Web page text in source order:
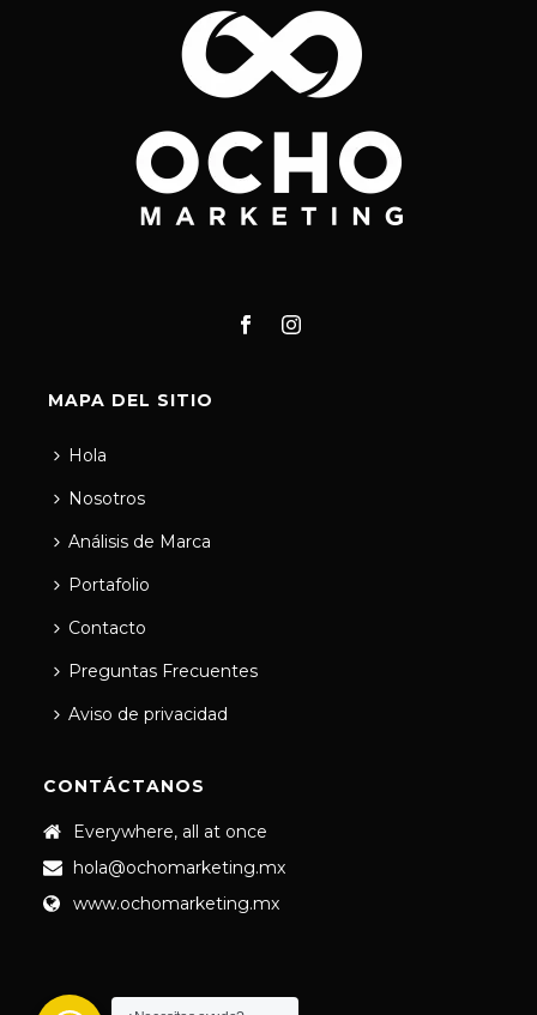
MAPA DEL SITIO
Hola
Nosotros
Análisis de Marca
Portafolio
Contacto
Preguntas Frecuentes
Aviso de privacidad
CONTÁCTANOS
Everywhere, all at once
hola@ochomarketing.mx
www.ochomarketing.mx